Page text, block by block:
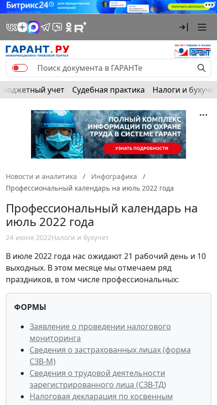
Бюджетный учет Судебная практика Налоги и
Новости и аналитика
Инфографика
Профессиональный календарь на июль 2022 года
Профессиональный календарь на
июль 2022 года
24 июня 2022Налоги и бухучет
В июле 2022 года нас ожидают 21 рабочий день и 10
выходных. В этом месяце мы отмечаем ряд
праздников, в том числе профессиональных:
ФОРМЫ
Заявление о проведении налогового
мониторинга
Сведения о застрахованных лицах (форма
СЗВ-М)
Сведения о трудовой деятельности
зарегистрированного лица (СЗВ-ТД)
Налоговая декларация по косвенным